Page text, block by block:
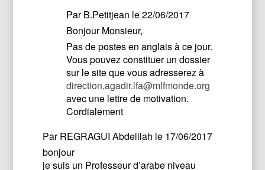
ParB.Petitjean le 22/06/2017
Bonjour Monsieur,
Pas de postes en anglais à ce jour.
Vous pouvez constituer un dossier
sur le site que vous adresserez à
direction.agadir.lfa@mlfmonde.org
avec une lettre de motivation.
Cordialement
ParREGRAGUI Abdelilah le 17/06/2017
bonjour
je suis un Professeur d’arabe niveau